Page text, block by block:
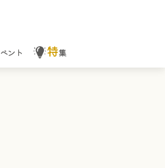
ベント 特集